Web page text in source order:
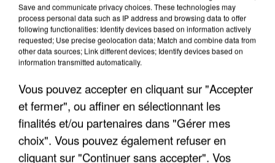
Save and communicate privacy choices. These technologies may
process personal data such as IP address and browsing data to offer
following functionalities: Identify devices based on information actively
requested; Use precise geolocation data; Match and combine data from
other data sources; Link different devices; Identify devices based on
information transmitted automatically.
Vous pouvez accepter en cliquant sur "Accepter
et fermer", ou affiner en sélectionnant les
finalités et/ou partenaires dans "Gérer mes
choix". Vous pouvez également refuser en
cliquant sur "Continuer sans accepter". Vos